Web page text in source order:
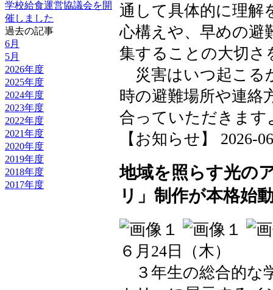
学校給食運営協議会を開
催しました
過去の記事
6月
5月
2026年度
2025年度
2024年度
2023年度
2022年度
2021年度
2020年度
2019年度
2018年度
2017年度
通して具体的に理解
心構えや、早めの避
集することの大切さ
災害はいつ起こる
時の避難場所や連絡
合っていただきま
【お知らせ】 2026-
地域を照らす光の
リ」制作が本格始
６月24日（木）
３年生の総合的な